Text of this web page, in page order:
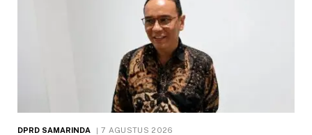
DPRD SAMARINDA 7 AGUSTUS 2026